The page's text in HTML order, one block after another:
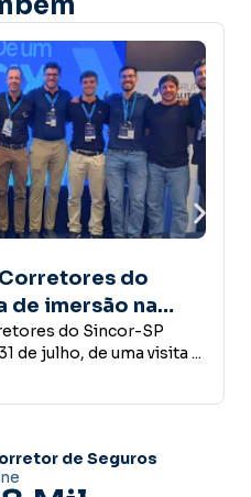
Amanhã
é a base do
investir, contratar
crédito ou abrir um novo
de Seguros